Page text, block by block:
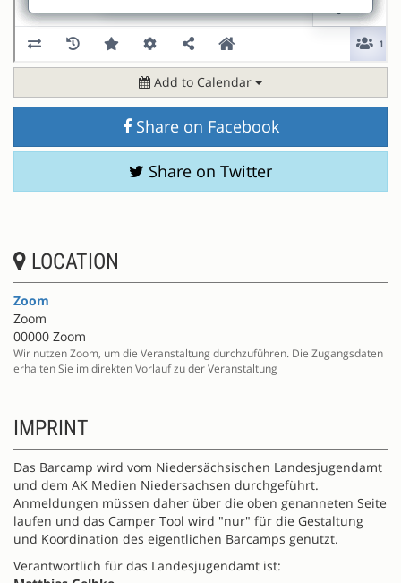
Add to Calendar
Share on Facebook
Share on Twitter
LOCATION
Zoom
Zoom
00000 Zoom
Wir nutzen Zoom, um die Veranstaltung durchzuführen. Die Zugangsdaten
erhalten Sie im direkten Vorlauf zu der Veranstaltung
IMPRINT
Das Barcamp wird vom Niedersächsischen Landesjugendamt
und dem AK Medien Niedersachsen durchgeführt.
Anmeldungen müssen daher über die oben genanneten Seite
laufen und das Camper Tool wird "nur" für die Gestaltung
und Koordination des eigentlichen Barcamps genutzt.
Verantwortlich für das Landesjugendamt ist: